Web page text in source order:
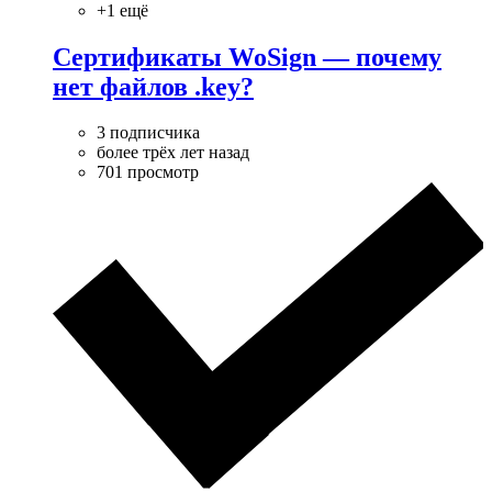
+1 ещё
Сертификаты WoSign — почему
нет файлов .key?
3 подписчика
более трёх лет назад
701 просмотр